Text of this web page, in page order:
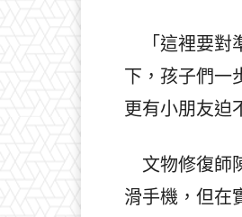
「這裡要對
下，孩子們一
更有小朋友迫
文物修復師
滑手機，但在